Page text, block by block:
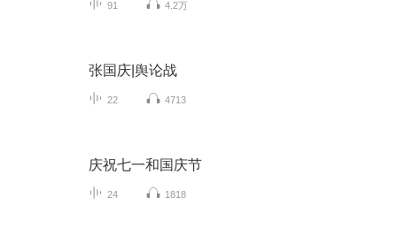
91 4.2万
张国庆|舆论战
22 4713
庆祝七一和国庆节
24 1818